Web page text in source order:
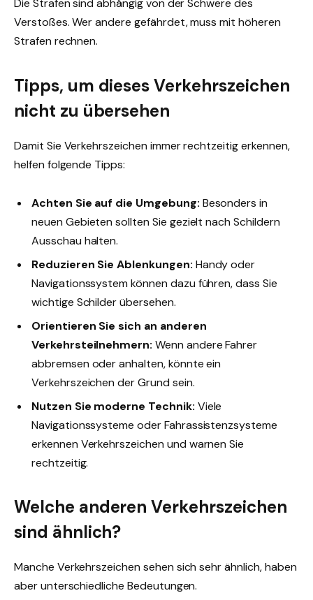
Die Strafen sind abhängig von der Schwere des
Verstoßes. Wer andere gefährdet, muss mit höheren
Strafen rechnen.
Tipps, um dieses Verkehrszeichen
nicht zu übersehen
Damit Sie Verkehrszeichen immer rechtzeitig erkennen,
helfen folgende Tipps:
Achten Sie auf die Umgebung: Besonders in
neuen Gebieten sollten Sie gezielt nach Schildern
Ausschau halten.
Reduzieren Sie Ablenkungen: Handy oder
Navigationssystem können dazu führen, dass Sie
wichtige Schilder übersehen.
Orientieren Sie sich an anderen
Verkehrsteilnehmern: Wenn andere Fahrer
abbremsen oder anhalten, könnte ein
Verkehrszeichen der Grund sein.
Nutzen Sie moderne Technik: Viele
Navigationssysteme oder Fahrassistenzsysteme
erkennen Verkehrszeichen und warnen Sie
rechtzeitig.
Welche anderen Verkehrszeichen
sind ähnlich?
Manche Verkehrszeichen sehen sich sehr ähnlich, haben
aber unterschiedliche Bedeutungen.